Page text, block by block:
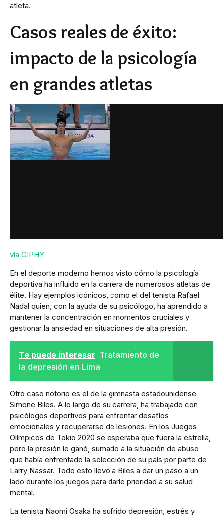
atleta.
Casos reales de éxito:
impacto de la psicología
en grandes atletas
vía GIPHY
En el deporte moderno hemos visto cómo la psicología
deportiva ha influido en la carrera de numerosos atletas de
élite. Hay ejemplos icónicos, como el del tenista Rafael
Nadal quien, con la ayuda de su psicólogo, ha aprendido a
mantener la concentración en momentos cruciales y
gestionar la ansiedad en situaciones de alta presión.
Te puede interesar Tratamiento de
la depresión en Lima
Otro caso notorio es el de la gimnasta estadounidense
Simone Biles. A lo largo de su carrera, ha trabajado con
psicólogos deportivos para enfrentar desafíos
emocionales y recuperarse de lesiones. En los Juegos
Olímpicos de Tokio 2020 se esperaba que fuera la estrella,
pero la presión le ganó, sumado a la situación de abuso
que había enfrentado la selección de su país por parte de
Larry Nassar. Todo esto llevó a Biles a dar un paso a un
lado durante los juegos para darle prioridad a su salud
mental.
La tenista Naomi Osaka ha sufrido depresión, estrés y